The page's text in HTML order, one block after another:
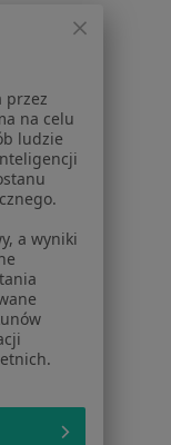
przez
na celu
ludzie
a wyniki